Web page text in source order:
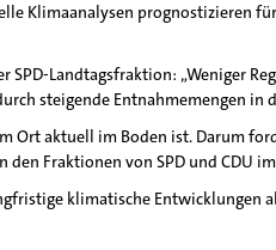
Klimaanalysen prognostizieren
Landtagsfraktion: „Weniger
steigende Entnahmemengen in
Ort aktuell im Boden ist. Darum
Fraktionen von SPD und CDU
klimatische Entwicklungen